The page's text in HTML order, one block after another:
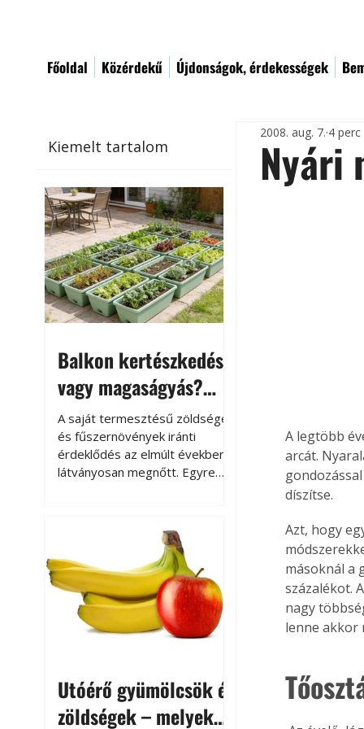
Főoldal Közérdekű Újdonságok, érdekességek
Kiemelt tartalom
Balkon kertészkedés
vagy magaságyás?
Helytakarékos
kertészkedés
A saját termesztésű zöldségek
és fűszernövények iránti
érdeklődés az elmúlt években
látványosan megnőtt. Egyre
kertészkedés sokak számára
kikapcsolódást és feltöltődést
is jelent.
Utóérő gyümölcsök és
zöldségek – melyek
Nyári
2008. aug. 7. 4
A legtöbb
arcát.
díszítse.
Azt, hogy
másoknál a
százalékot.
nagy
lenne akkor